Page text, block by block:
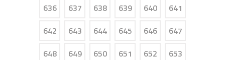
636
637 638 639 640
641
642
643 644 645 646
647
648
649 650 651 652
653